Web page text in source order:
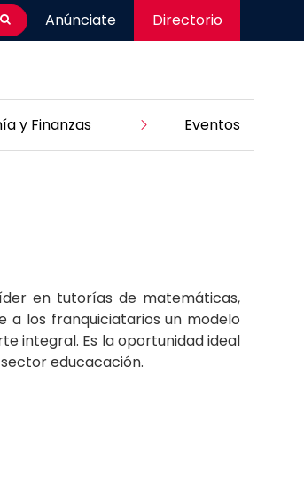
Anúnciate Directorio
y Finanzas Eventos
en tutorías de matemáticas,
a los franquiciatarios un modelo
integral. Es la oportunidad ideal
educacación.